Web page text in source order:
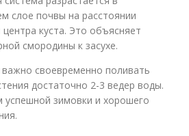
слое почвы на расстоянии
куста. Это объясняет
смородины к засухе.
своевременно поливать
достаточно 2-3 ведер воды.
успешной зимовки и хорошего